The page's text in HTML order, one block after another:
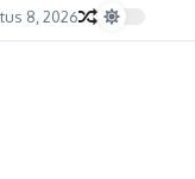
8, 2026